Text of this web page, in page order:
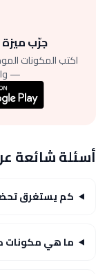
جرّب
اكتب المكونات
—
أسئلة شائعة
كم يستغرق
ما هي مكونات